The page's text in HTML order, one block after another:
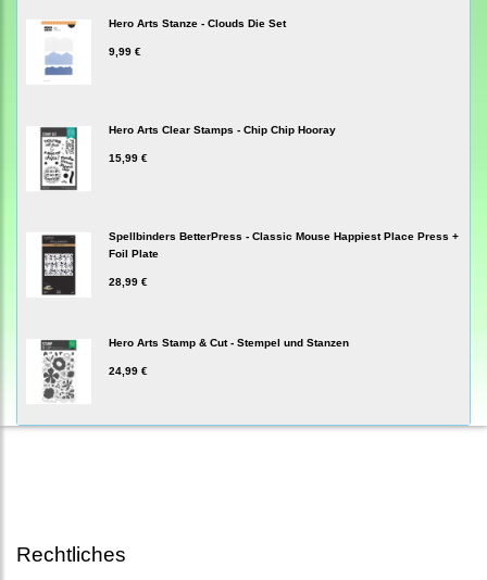
Hero Arts Stanze - Clouds Die Set
9,99 €
Hero Arts Clear Stamps - Chip Chip Hooray
15,99 €
Spellbinders BetterPress - Classic Mouse Happiest Place Press +
Foil Plate
28,99 €
Hero Arts Stamp & Cut - Stempel und Stanzen
24,99 €
Rechtliches